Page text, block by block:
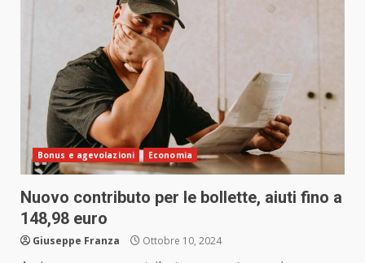
Bonus e agevolazioni Economia
Nuovo contributo per le bollette, aiuti fino a
148,98 euro
Giuseppe Franza Ottobre 10, 2024